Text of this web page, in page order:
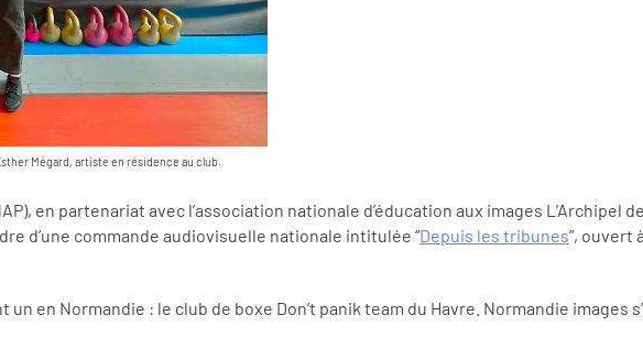
Mégard, artiste en résidence au club.
en partenariat avec l’association nationale d’éducation aux images L’Archipel
d’une commande audiovisuelle nationale intitulée “Depuis les tribunes”, ouvert
en Normandie : le club de boxe Don’t panik team du Havre. Normandie images